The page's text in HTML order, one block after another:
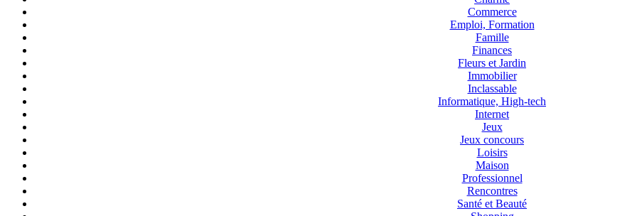
Commerce
Emploi, Formation
Famille
Finances
Fleurs et Jardin
Immobilier
Inclassable
Informatique, High-tech
Internet
Jeux
Jeux concours
Loisirs
Maison
Professionnel
Rencontres
Santé et Beauté